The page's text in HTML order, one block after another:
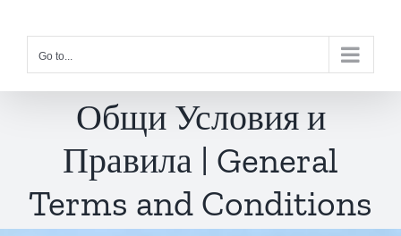
contentGo to...
Общи Условия и
Правила | General
Terms and Conditions